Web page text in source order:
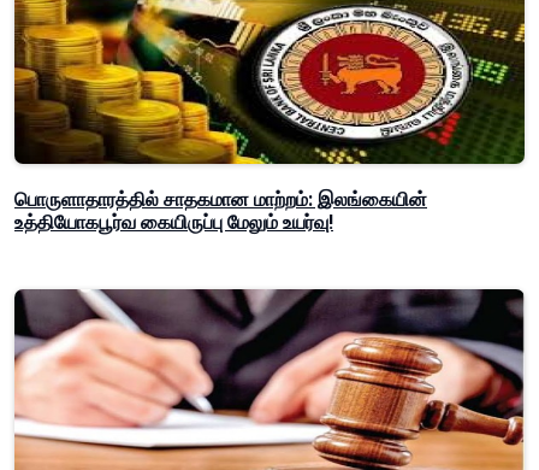
பொருளாதாரத்தில் சாதகமான மாற்றம்: இலங்கையின்
உத்தியோகபூர்வ கையிருப்பு மேலும் உயர்வு!